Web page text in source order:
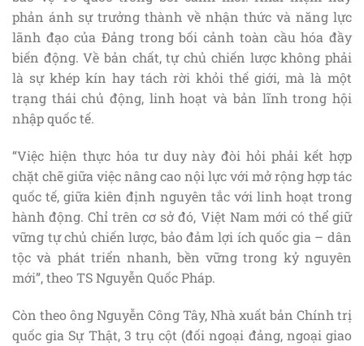
phản ánh sự trưởng thành về nhận thức và năng lực
lãnh đạo của Đảng trong bối cảnh toàn cầu hóa đầy
biến động. Về bản chất, tự chủ chiến lược không phải
là sự khép kín hay tách rời khỏi thế giới, mà là một
trạng thái chủ động, linh hoạt và bản lĩnh trong hội
nhập quốc tế.
“Việc hiện thực hóa tư duy này đòi hỏi phải kết hợp
chặt chẽ giữa việc nâng cao nội lực với mở rộng hợp tác
quốc tế, giữa kiên định nguyên tắc với linh hoạt trong
hành động. Chỉ trên cơ sở đó, Việt Nam mới có thể giữ
vững tự chủ chiến lược, bảo đảm lợi ích quốc gia – dân
tộc và phát triển nhanh, bền vững trong kỷ nguyên
mới”, theo TS Nguyễn Quốc Pháp.
Còn theo ông Nguyễn Công Tây, Nhà xuất bản Chính trị
quốc gia Sự Thật, 3 trụ cột (đối ngoại đảng, ngoại giao